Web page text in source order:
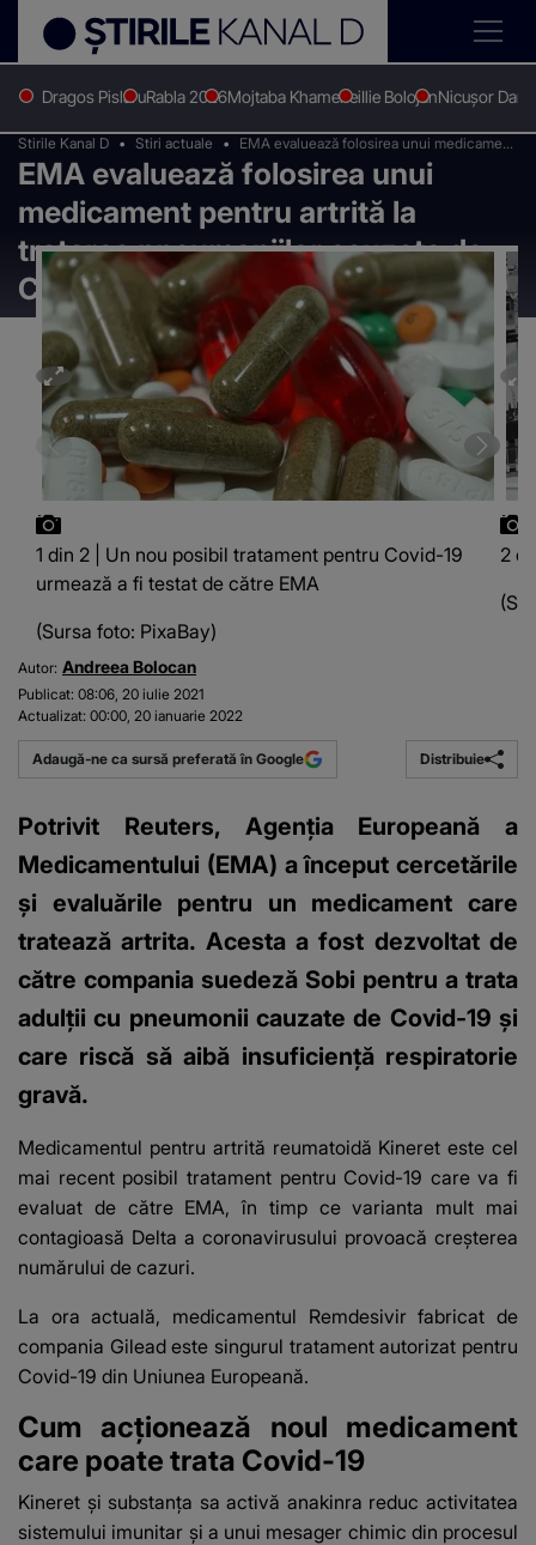
Dragos PislaruRabla 2026Mojtaba KhameneiIlie BolojanNicușor Dan
Stirile Kanal D Stiri actuale
EMA evaluează folosirea unui medicament
pentru artrită la tratarea pneumoniilor
cauzate de Covid-19
EMA evaluează folosirea unui
medicament pentru artrită la
tratarea pneumoniilor cauzate de
Covid-19
1 din 2 | Un nou posibil tratament pentru Covid-19
urmează a fi testat de către EMA
(Sursa foto: PixaBay)
2
Autor: Andreea Bolocan
Publicat: 08:06, 20 iulie 2021
Actualizat: 00:00, 20 ianuarie 2022
Adaugă-ne ca sursă preferată în Google Distribuie
Potrivit Reuters, Agenţia Europeană a
Medicamentului (EMA) a început cercetările
și evaluările pentru un medicament care
tratează artrita. Acesta a fost dezvoltat de
către compania suedeză Sobi pentru a trata
adulții cu pneumonii cauzate de Covid-19 și
care riscă să aibă insuficienţă respiratorie
gravă.
Medicamentul pentru artrită reumatoidă Kineret este cel
mai recent posibil tratament pentru Covid-19 care va fi
evaluat de către EMA, în timp ce varianta mult mai
contagioasă Delta a coronavirusului provoacă creşterea
numărului de cazuri.
La ora actuală, medicamentul Remdesivir fabricat de
compania Gilead este singurul tratament autorizat pentru
Covid-19 din Uniunea Europeană.
Cum acționează noul medicament
care poate trata Covid-19
Kineret şi substanţa sa activă anakinra reduc activitatea
sistemului imunitar şi a unui mesager chimic din procesul